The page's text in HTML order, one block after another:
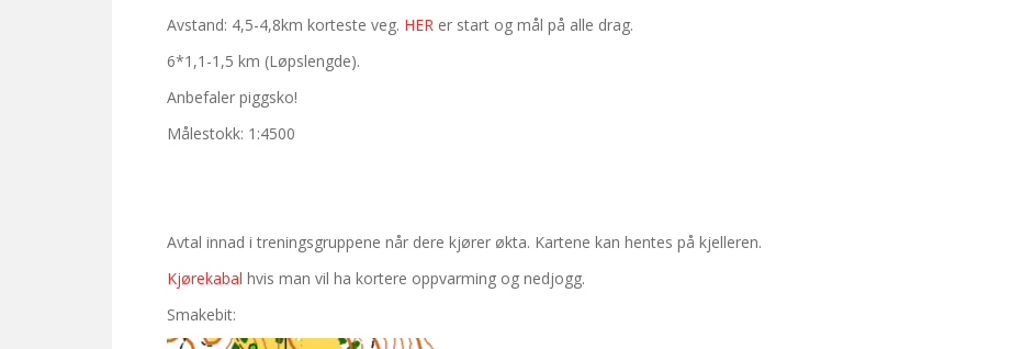
Avstand: 4,5-4,8km korteste veg. HER er start og mål på alle drag.
6*1,1-1,5 km (Løpslengde).
Anbefaler piggsko!
Målestokk: 1:4500
Avtal innad i treningsgruppene når dere kjører økta. Kartene kan hentes på kjelleren.
Kjørekabal hvis man vil ha kortere oppvarming og nedjogg.
Smakebit: